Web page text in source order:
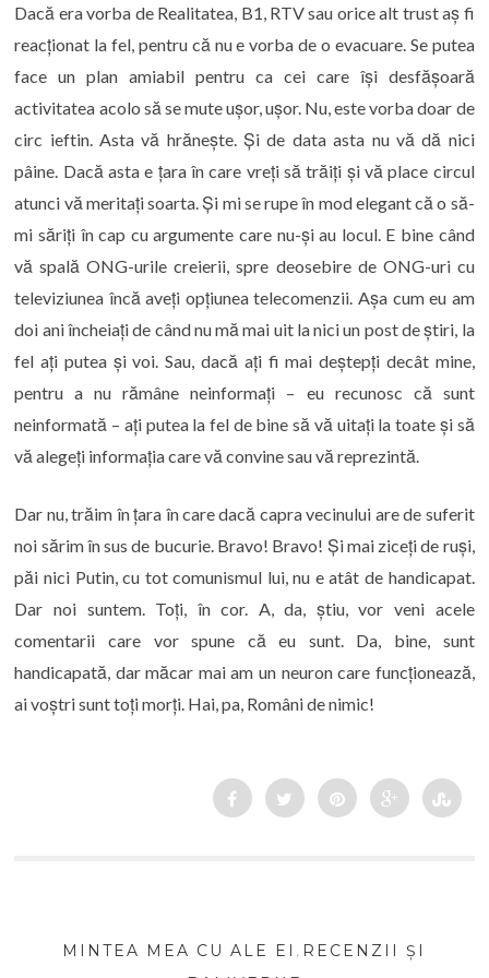
Dacă era vorba de Realitatea, B1, RTV sau orice alt trust aș fi
reacționat la fel, pentru că nu e vorba de o evacuare. Se putea
face un plan amiabil pentru ca cei care își desfășoară
activitatea acolo să se mute ușor, ușor. Nu, este vorba doar de
circ ieftin. Asta vă hrănește. Și de data asta nu vă dă nici
pâine. Dacă asta e țara în care vreți să trăiți și vă place circul
atunci vă meritați soarta. Și mi se rupe în mod elegant că o să-
mi săriți în cap cu argumente care nu-și au locul. E bine când
vă spală ONG-urile creierii, spre deosebire de ONG-uri cu
televiziunea încă aveți opțiunea telecomenzii. Așa cum eu am
doi ani încheiați de când nu mă mai uit la nici un post de știri, la
fel ați putea și voi. Sau, dacă ați fi mai deștepți decât mine,
pentru a nu rămâne neinformați – eu recunosc că sunt
neinformată – ați putea la fel de bine să vă uitați la toate și să
vă alegeți informația care vă convine sau vă reprezintă.
Dar nu, trăim în țara în care dacă capra vecinului are de suferit
noi sărim în sus de bucurie. Bravo! Bravo! Și mai ziceți de ruși,
păi nici Putin, cu tot comunismul lui, nu e atât de handicapat.
Dar noi suntem. Toți, în cor. A, da, știu, vor veni acele
comentarii care vor spune că eu sunt. Da, bine, sunt
handicapată, dar măcar mai am un neuron care funcționează,
ai voștri sunt toți morți. Hai, pa, Români de nimic!
MINTEA MEA CU ALE EI , RECENZII ȘI